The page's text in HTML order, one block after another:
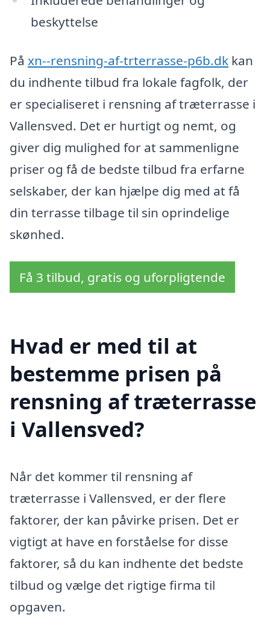
beskyttelse
På xn--rensning-af-trterrasse-p6b.dk kan
du indhente tilbud fra lokale fagfolk, der
er specialiseret i rensning af træterrasse i
Vallensved. Det er hurtigt og nemt, og
giver dig mulighed for at sammenligne
priser og få de bedste tilbud fra erfarne
selskaber, der kan hjælpe dig med at få
din terrasse tilbage til sin oprindelige
skønhed.
Få 3 tilbud, gratis og uforpligtende
Hvad er med til at
bestemme prisen på
rensning af træterrasse
i Vallensved?
Når det kommer til rensning af
træterrasse i Vallensved, er der flere
faktorer, der kan påvirke prisen. Det er
vigtigt at have en forståelse for disse
faktorer, så du kan indhente det bedste
tilbud og vælge det rigtige firma til
opgaven.